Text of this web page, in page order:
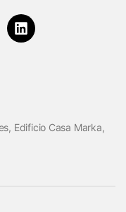
Edificio Casa Marka,